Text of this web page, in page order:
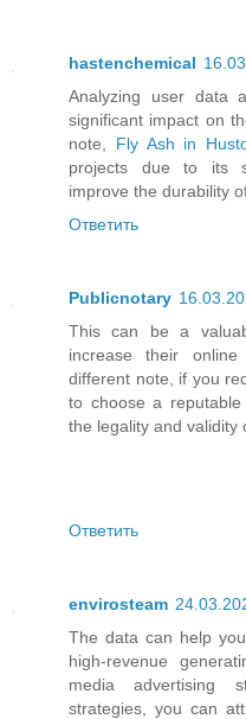
hastenchemical
Analyzing user data
significant impact on
note, Fly Ash in
projects due to its
improve the durability
Ответить
Publicnotary
This can be a
increase their
different note, if you
to choose a
the legality and validity
Ответить
envirosteam
The data can help
high-revenue
media advertising
strategies, you can